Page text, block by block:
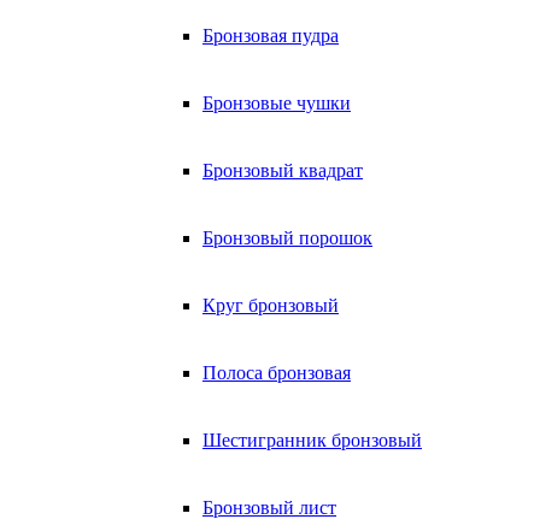
Бронзовая пудра
Бронзовые чушки
Бронзовый квадрат
Бронзовый порошок
Круг бронзовый
Полоса бронзовая
Шестигранник бронзовый
Бронзовый лист